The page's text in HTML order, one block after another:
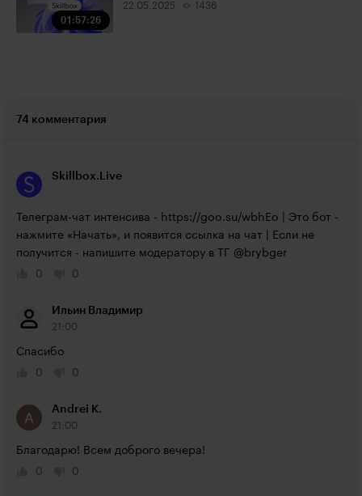
01:57:26
22.05.2025 1436
74 комментария
Skillbox.Live
Телеграм-чат интенсива - https://goo.su/wbhEo | Это бот -
нажмите «Начать», и появится ссылка на чат | Если не
получится - напишите модератору в ТГ @brybger
0
0
Ильин Владимир
21:00
Спасибо
0
0
Andrei K.
21:00
Благодарю! Всем доброго вечера!
0
0